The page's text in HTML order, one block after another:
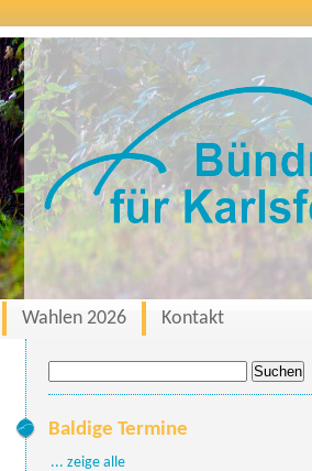
Wahlen 2026 Kontakt
nach:
Baldige Termine
... zeige alle